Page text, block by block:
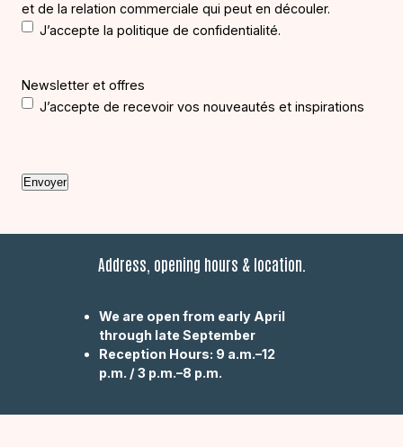
et de la relation commerciale qui peut en découler.
J’accepte la politique de confidentialité.
Newsletter et offres
J’accepte de recevoir vos nouveautés et inspirations
A
C
Address, opening hours & location.
We are open from early April
through late September
Reception Hours: 9 a.m.–12
p.m. / 3 p.m.–8 p.m.